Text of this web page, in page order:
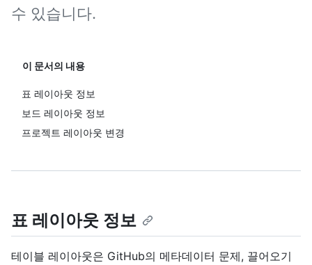
수 있습니다.
이 문서의 내용
표 레이아웃 정보
보드 레이아웃 정보
프로젝트 레이아웃 변경
표 레이아웃 정보
테이블 레이아웃은 GitHub의 메타데이터 문제, 끌어오기